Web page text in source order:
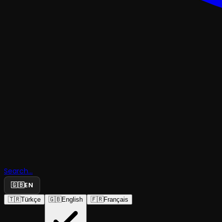
Search...
🇬🇧EN
🇹🇷Türkçe 🇬🇧English 🇫🇷Français
Atölyesi